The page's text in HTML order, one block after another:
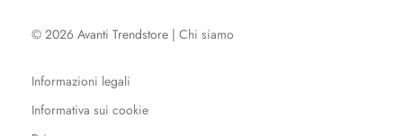
© 2026 Avanti Trendstore | Chi siamo
Informazioni legali
Informativa sui cookie